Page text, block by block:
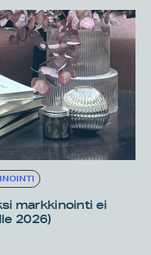
markkinointi ei
2026)